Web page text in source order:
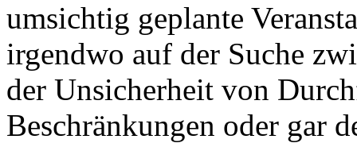
umsichtig geplante
irgendwo auf der Suche
der Unsicherheit von
Beschränkungen oder gar